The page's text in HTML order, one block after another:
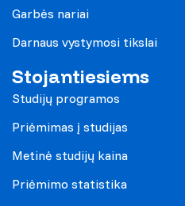
Garbės nariai
Darnaus vystymosi tikslai
Stojantiesiems
Studijų programos
Priėmimas į studijas
Metinė studijų kaina
Priėmimo statistika